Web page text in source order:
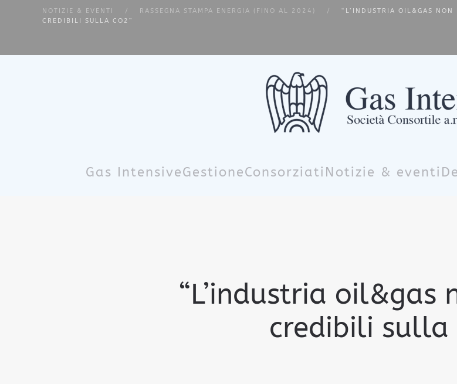
NOTIZIE & EVENTI RASSEGNA STAMPA ENERGIA (FINO AL 2024)
“L’INDUSTRIA OIL&GAS NON
CREDIBILI SULLA CO2”
Gas IntensiveGestioneConsorziati Notizie & eventi
“L’industria oil&gas
credibili sulla